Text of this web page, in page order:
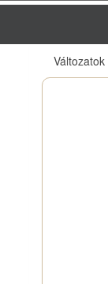
Változatok